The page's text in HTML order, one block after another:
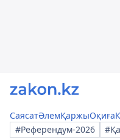
СаясатӘлемҚаржыОқиға
#Референдум-2026